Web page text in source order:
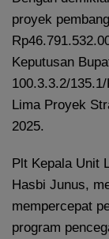
proyek
Keputusan
100.3.3.2/
Lima Proyek
2025.
Plt Kepala Unit
Hasbi Junus,
mempercepat
program